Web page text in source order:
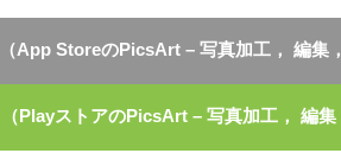
（App StoreのPicsArt – 写真加工， 編集
（PlayストアのPicsArt – 写真加工， 編